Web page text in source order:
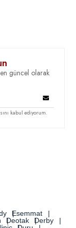
Ayrıca, bu ürünler
ürünlerdir.
bir adım öteye
güncel olarak
kabul ediyorum.
Esemmat
Deotak
Derby